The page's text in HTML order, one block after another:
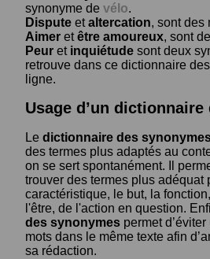
synonyme de vélo.
Dispute etaltercation, sont des
Aimer etêtre amoureux, sont
Peur et inquiétude sont deux
retrouve dans ce dictionnaire
ligne.
Usage d’un
Le dictionnaire des
des termes plus adaptés au
on se sert spontanément. Il
trouver des termes plus adéquat
caractéristique, le but, la
l'être, de l'action en question.
des synonymes permet
mots dans le même texte afin
sa rédaction.